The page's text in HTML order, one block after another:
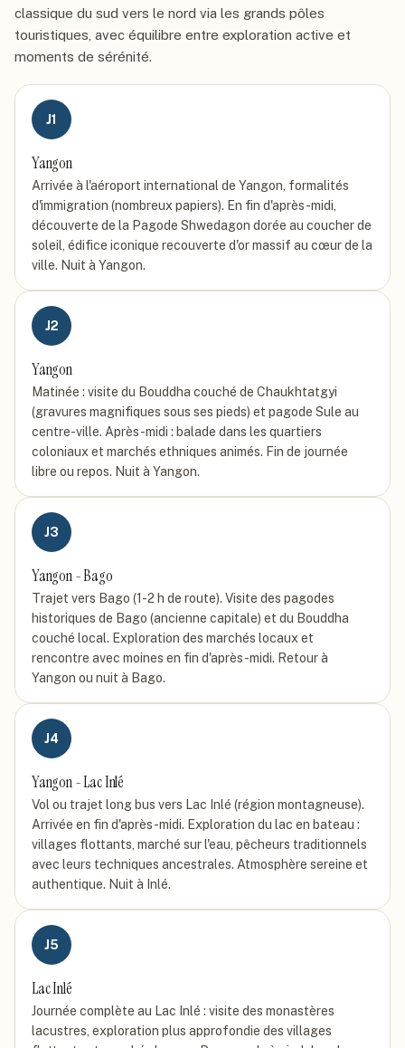
classique du sud vers le nord via les grands pôles
touristiques, avec équilibre entre exploration active et
moments de sérénité.
J1
Yangon
Arrivée à l'aéroport international de Yangon, formalités
d'immigration (nombreux papiers). En fin d'après-midi,
découverte de la Pagode Shwedagon dorée au coucher de
soleil, édifice iconique recouverte d'or massif au cœur de la
ville. Nuit à Yangon.
J2
Yangon
Matinée : visite du Bouddha couché de Chaukhtatgyi
(gravures magnifiques sous ses pieds) et pagode Sule au
centre-ville. Après-midi : balade dans les quartiers
coloniaux et marchés ethniques animés. Fin de journée
libre ou repos. Nuit à Yangon.
J3
Yangon - Bago
Trajet vers Bago (1-2 h de route). Visite des pagodes
historiques de Bago (ancienne capitale) et du Bouddha
couché local. Exploration des marchés locaux et
rencontre avec moines en fin d'après-midi. Retour à
Yangon ou nuit à Bago.
J4
Yangon - Lac Inlé
Vol ou trajet long bus vers Lac Inlé (région montagneuse).
Arrivée en fin d'après-midi. Exploration du lac en bateau :
villages flottants, marché sur l'eau, pêcheurs traditionnels
avec leurs techniques ancestrales. Atmosphère sereine et
authentique. Nuit à Inlé.
J5
Lac Inlé
Journée complète au Lac Inlé : visite des monastères
lacustres, exploration plus approfondie des villages